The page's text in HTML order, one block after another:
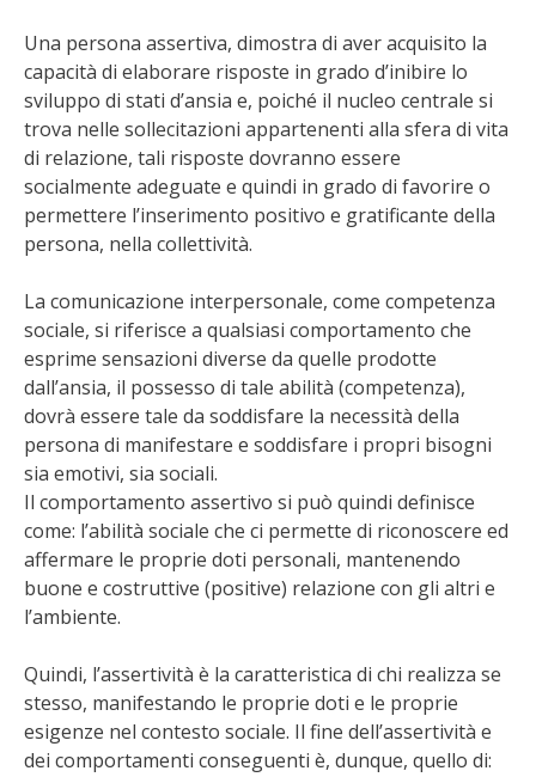
Una persona assertiva, dimostra di aver acquisito la
capacità di elaborare risposte in grado d’inibire lo
sviluppo di stati d’ansia e, poiché il nucleo centrale si
trova nelle sollecitazioni appartenenti alla sfera di vita
di relazione, tali risposte dovranno essere
socialmente adeguate e quindi in grado di favorire o
permettere l’inserimento positivo e gratificante della
persona, nella collettività.
La comunicazione interpersonale, come competenza
sociale, si riferisce a qualsiasi comportamento che
esprime sensazioni diverse da quelle prodotte
dall’ansia, il possesso di tale abilità (competenza),
dovrà essere tale da soddisfare la necessità della
persona di manifestare e soddisfare i propri bisogni
sia emotivi, sia sociali.
Il comportamento assertivo si può quindi definisce
come: l’abilità sociale che ci permette di riconoscere ed
affermare le proprie doti personali, mantenendo
buone e costruttive (positive) relazione con gli altri e
l’ambiente.
Quindi, l’assertività è la caratteristica di chi realizza se
stesso, manifestando le proprie doti e le proprie
esigenze nel contesto sociale. Il fine dell’assertività e
dei comportamenti conseguenti è, dunque, quello di: